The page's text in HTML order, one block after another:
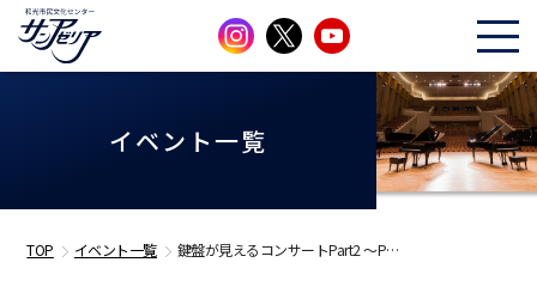
イベント一覧
TOP イベント一覧 鍵盤が見えるコンサートPart2 ～P…